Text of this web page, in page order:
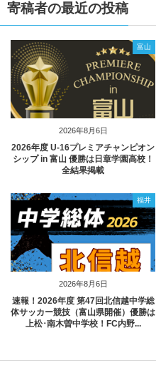
寄稿者の最近の投稿
2026年8月6日
富山
2026年度 U-16プレミアチャンピオン
シップ in 富山 優勝は日章学園高校！
全結果掲載
2026年8月6日
福井
速報！2026年度 第47回北信越中学総
体サッカー競技（富山県開催）優勝は
上松･南木曽中学校！FC内野...